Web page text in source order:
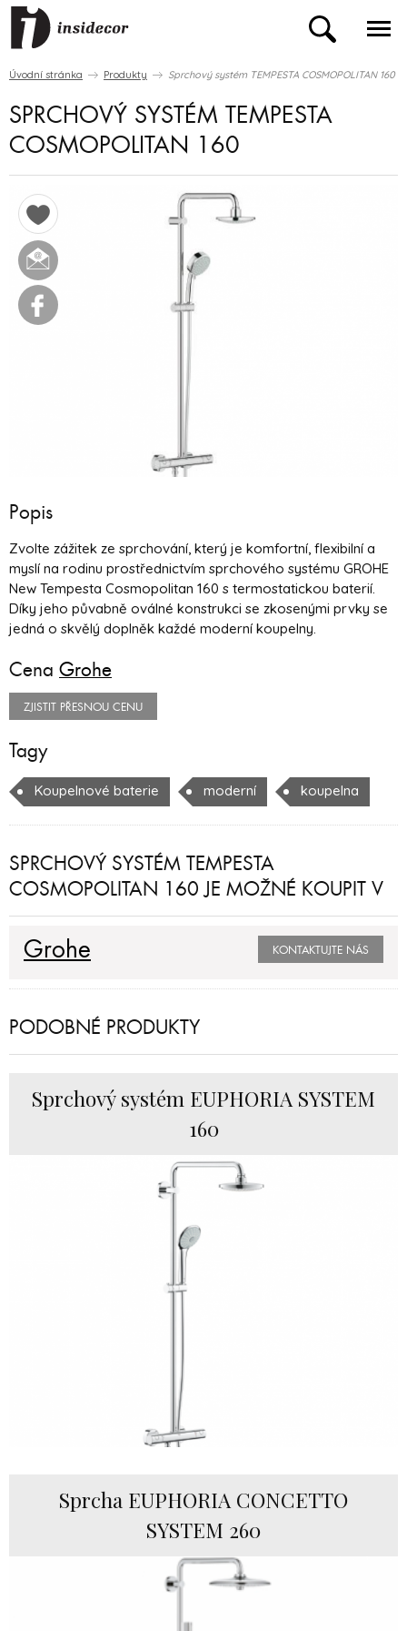
Úvodní stránka Produkty Sprchový systém TEMPESTA COSMOPOLITAN 160
SPRCHOVÝ SYSTÉM TEMPESTA
COSMOPOLITAN 160
Popis
Zvolte zážitek ze sprchování, který je komfortní, flexibilní a
myslí na rodinu prostřednictvím sprchového systému GROHE
New Tempesta Cosmopolitan 160 s termostatickou baterií.
Díky jeho půvabně oválné konstrukci se zkosenými prvky se
jedná o skvělý doplněk každé moderní koupelny.
Cena Grohe
ZJISTIT PŘESNOU CENU
Tagy
Koupelnové baterie moderní koupelna
SPRCHOVÝ SYSTÉM TEMPESTA
COSMOPOLITAN 160 JE MOŽNÉ KOUPIT V
Grohe KONTAKTUJTE NÁS
PODOBNÉ PRODUKTY
Sprchový systém EUPHORIA SYSTEM
160
Sprcha EUPHORIA CONCETTO
SYSTEM 260